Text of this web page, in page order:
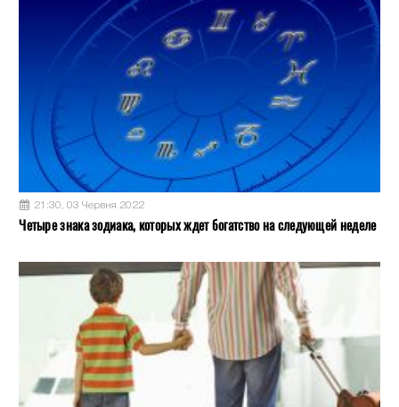
21:30, 03 Червня 2022
Четыре знака зодиака, которых ждет богатство на следующей неделе